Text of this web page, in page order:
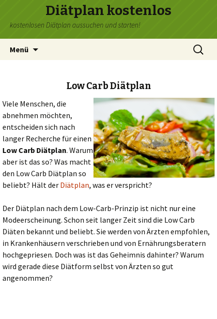
Diätplan kostenlos
kostenlosen Diätplan aussuchen und starten!
Menü
Suchen
nach:
Low Carb Diätplan
Viele Menschen, die
abnehmen möchten,
entscheiden sich nach
langer Recherche für einen
Low Carb Diätplan. Warum
aber ist das so? Was macht
den Low Carb Diätplan so
beliebt? Hält der Diätplan, was er verspricht?
Der Diätplan nach dem Low-Carb-Prinzip ist nicht nur eine
Modeerscheinung. Schon seit langer Zeit sind die Low Carb
Diäten bekannt und beliebt. Sie werden von Ärzten empfohlen,
in Krankenhäusern verschrieben und von Ernährungsberatern
hochgepriesen. Doch was ist das Geheimnis dahinter? Warum
wird gerade diese Diätform selbst von Ärzten so gut
angenommen?